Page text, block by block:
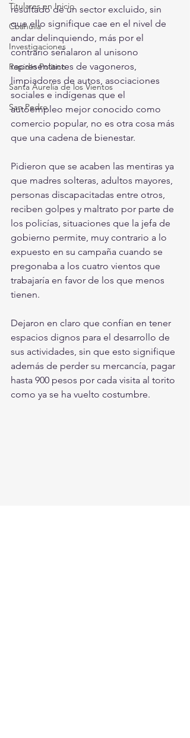
Titulares en Inicio
Coahuila
Investigaciones
Rapidín Político
Santa Aurelia de los Vientos
San Pedro
resultado de un sector excluido, sin
que ello signifique cae en el nivel de
andar delinquiendo, más por el
contrario señalaron al unisono
representantes de vagoneros,
limpiadores de autos, asociaciones
sociales e indígenas que el
autoempleo mejor conocido como
comercio popular, no es otra cosa más
que una cadena de bienestar.
Pidieron que se acaben las mentiras ya
que madres solteras, adultos mayores,
personas discapacitadas entre otros,
reciben golpes y maltrato por parte de
los policías, situaciones que la jefa de
gobierno permite, muy contrario a lo
expuesto en su campaña cuando se
pregonaba a los cuatro vientos que
trabajaría en favor de los que menos
tienen.
Dejaron en claro que confían en tener
espacios dignos para el desarrollo de
sus actividades, sin que esto signifique
además de perder su mercancía, pagar
hasta 900 pesos por cada visita al torito
como ya se ha vuelto costumbre.